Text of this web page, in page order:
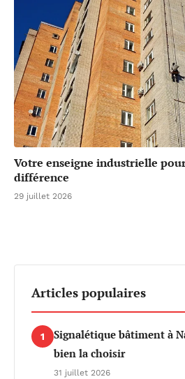
Votre enseigne industrielle
différence
29 juillet 2026
Articles populaires
1
Signalétique bâtiment à
bien la choisir
31 juillet 2026